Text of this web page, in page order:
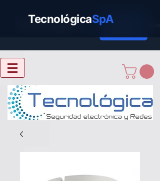
TecnológicaSpA
Cotizar
TecnológicaSpA